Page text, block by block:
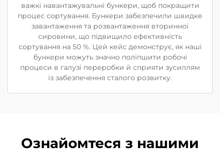
важкі навантажувальні бункери, щоб покращити
процес сортування. Бункери забезпечили швидке
завантаження та розвантаження вторинної
сировини, що підвищило ефективність
сортування на 50 %. Цей кейс демонструє, як наші
бункери можуть значно поліпшити робочі
процеси в галузі переробки й сприяти зусиллям
із забезпечення сталого розвитку.
Ознайомтеся з нашими